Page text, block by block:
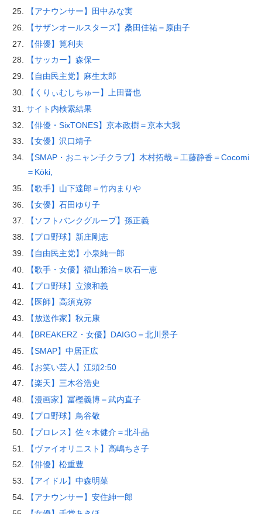
【アナウンサー】田中みな実
【サザンオールスターズ】桑田佳祐＝原由子
【俳優】筧利夫
【サッカー】森保一
【自由民主党】麻生太郎
【くりぃむしちゅー】上田晋也
サイト内検索結果
【俳優・SixTONES】京本政樹＝京本大我
【女優】沢口靖子
【SMAP・おニャン子クラブ】木村拓哉＝工藤静香＝Cocomi
＝Kōki,
【歌手】山下達郎＝竹内まりや
【女優】石田ゆり子
【ソフトバンクグループ】孫正義
【プロ野球】新庄剛志
【自由民主党】小泉純一郎
【歌手・女優】福山雅治＝吹石一恵
【プロ野球】立浪和義
【医師】高須克弥
【放送作家】秋元康
【BREAKERZ・女優】DAIGO＝北川景子
【SMAP】中居正広
【お笑い芸人】江頭2:50
【楽天】三木谷浩史
【漫画家】冨樫義博＝武内直子
【プロ野球】鳥谷敬
【プロレス】佐々木健介＝北斗晶
【ヴァイオリニスト】高嶋ちさ子
【俳優】松重豊
【アイドル】中森明菜
【アナウンサー】安住紳一郎